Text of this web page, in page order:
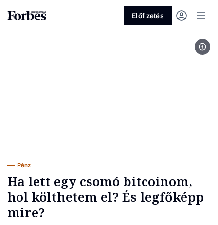
Előfizetés
Pénz
Ha lett egy csomó bitcoinom,
hol költhetem el? És legfőképp
mire?